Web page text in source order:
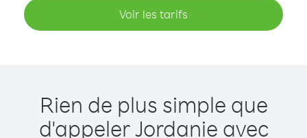
Voir les tarifs
Rien de plus simple que
d'appeler Jordanie avec